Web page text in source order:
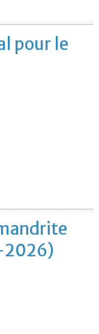
pour le
2026)